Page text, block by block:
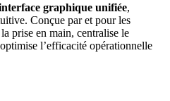
graphique unifiée,
Conçue par et pour les
prise en main, centralise le
l’efficacité opérationnelle